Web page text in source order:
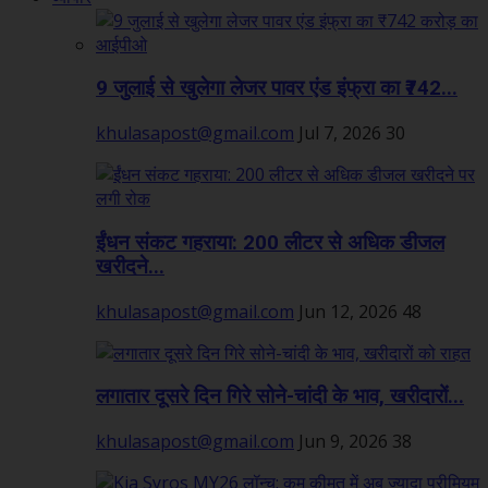
9 जुलाई से खुलेगा लेजर पावर एंड इंफ्रा का ₹742...
khulasapost@gmail.com Jul 7, 2026 30
ईंधन संकट गहराया: 200 लीटर से अधिक डीजल
खरीदने...
khulasapost@gmail.com Jun 12, 2026 48
लगातार दूसरे दिन गिरे सोने-चांदी के भाव, खरीदारों...
khulasapost@gmail.com Jun 9, 2026 38